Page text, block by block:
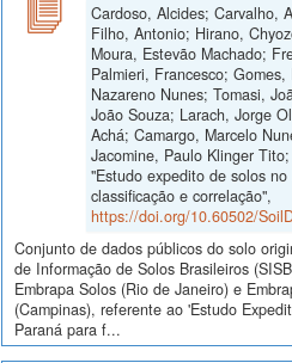
Cardoso, Alcides; Carvalho,
Filho, Antonio; Hirano,
Moura, Estevão Machado;
Palmieri, Francesco;
Nazareno Nunes; Tomasi,
João Souza; Larach, Jorge
Achá; Camargo, Marcelo
Jacomine, Paulo Klinger
"Estudo expedito de solos
classificação e correlação",
https://doi.org/10.60502/
Conjunto de dados públicos do solo
de Informação de Solos Brasileiros
Embrapa Solos (Rio de Janeiro) e
(Campinas), referente ao 'Estudo
Paraná para f...